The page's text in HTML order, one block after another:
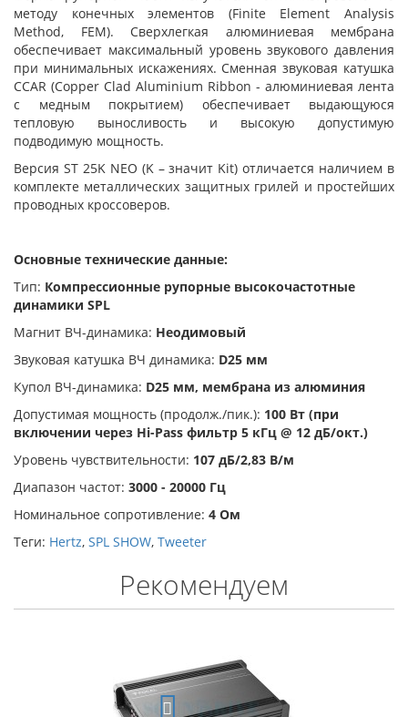
методу конечных элементов (Finite Element Analysis
Method, FEM). Сверхлегкая алюминиевая мембрана
обеспечивает максимальный уровень звукового давления
при минимальных искажениях. Сменная звуковая катушка
CCAR (Copper Clad Aluminium Ribbon - алюминиевая лента
с медным покрытием) обеспечивает выдающуюся
тепловую выносливость и высокую допустимую
подводимую мощность.
Версия ST 25K NEO (K – значит Kit) отличается наличием в
комплекте металлических защитных грилей и простейших
проводных кроссоверов.
Основные технические данные:
Тип: Компрессионные рупорные высокочастотные
динамики SPL
Магнит ВЧ-динамика: Неодимовый
Звуковая катушка ВЧ динамика: D25 мм
Купол ВЧ-динамика: D25 мм, мембрана из алюминия
Допустимая мощность (продолж./пик.): 100 Вт (при
включении через Hi-Pass фильтр 5 кГц @ 12 дБ/окт.)
Уровень чувствительности: 107 дБ/2,83 В/м
Диапазон частот: 3000 - 20000 Гц
Номинальное сопротивление: 4 Ом
Теги: Hertz, SPL SHOW, Tweeter
Рекомендуем